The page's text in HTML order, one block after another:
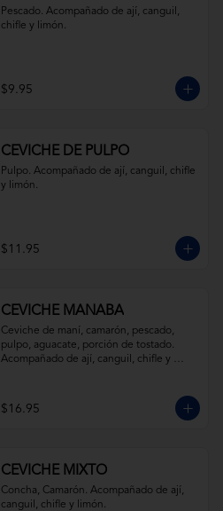
Pescado. Acompañado de ají, canguil,
chifle y limón.
$9.95
CEVICHE DE PULPO
Pulpo. Acompañado de ají, canguil, chifle
y limón.
$11.95
CEVICHE MANABA
Ceviche de maní, camarón, pescado,
pulpo, aguacate, porción de tostado.
Acompañado de ají, canguil, chifle y
$16.95
CEVICHE MIXTO
Concha, Camarón. Acompañado de ají,
canguil, chifle y limón.